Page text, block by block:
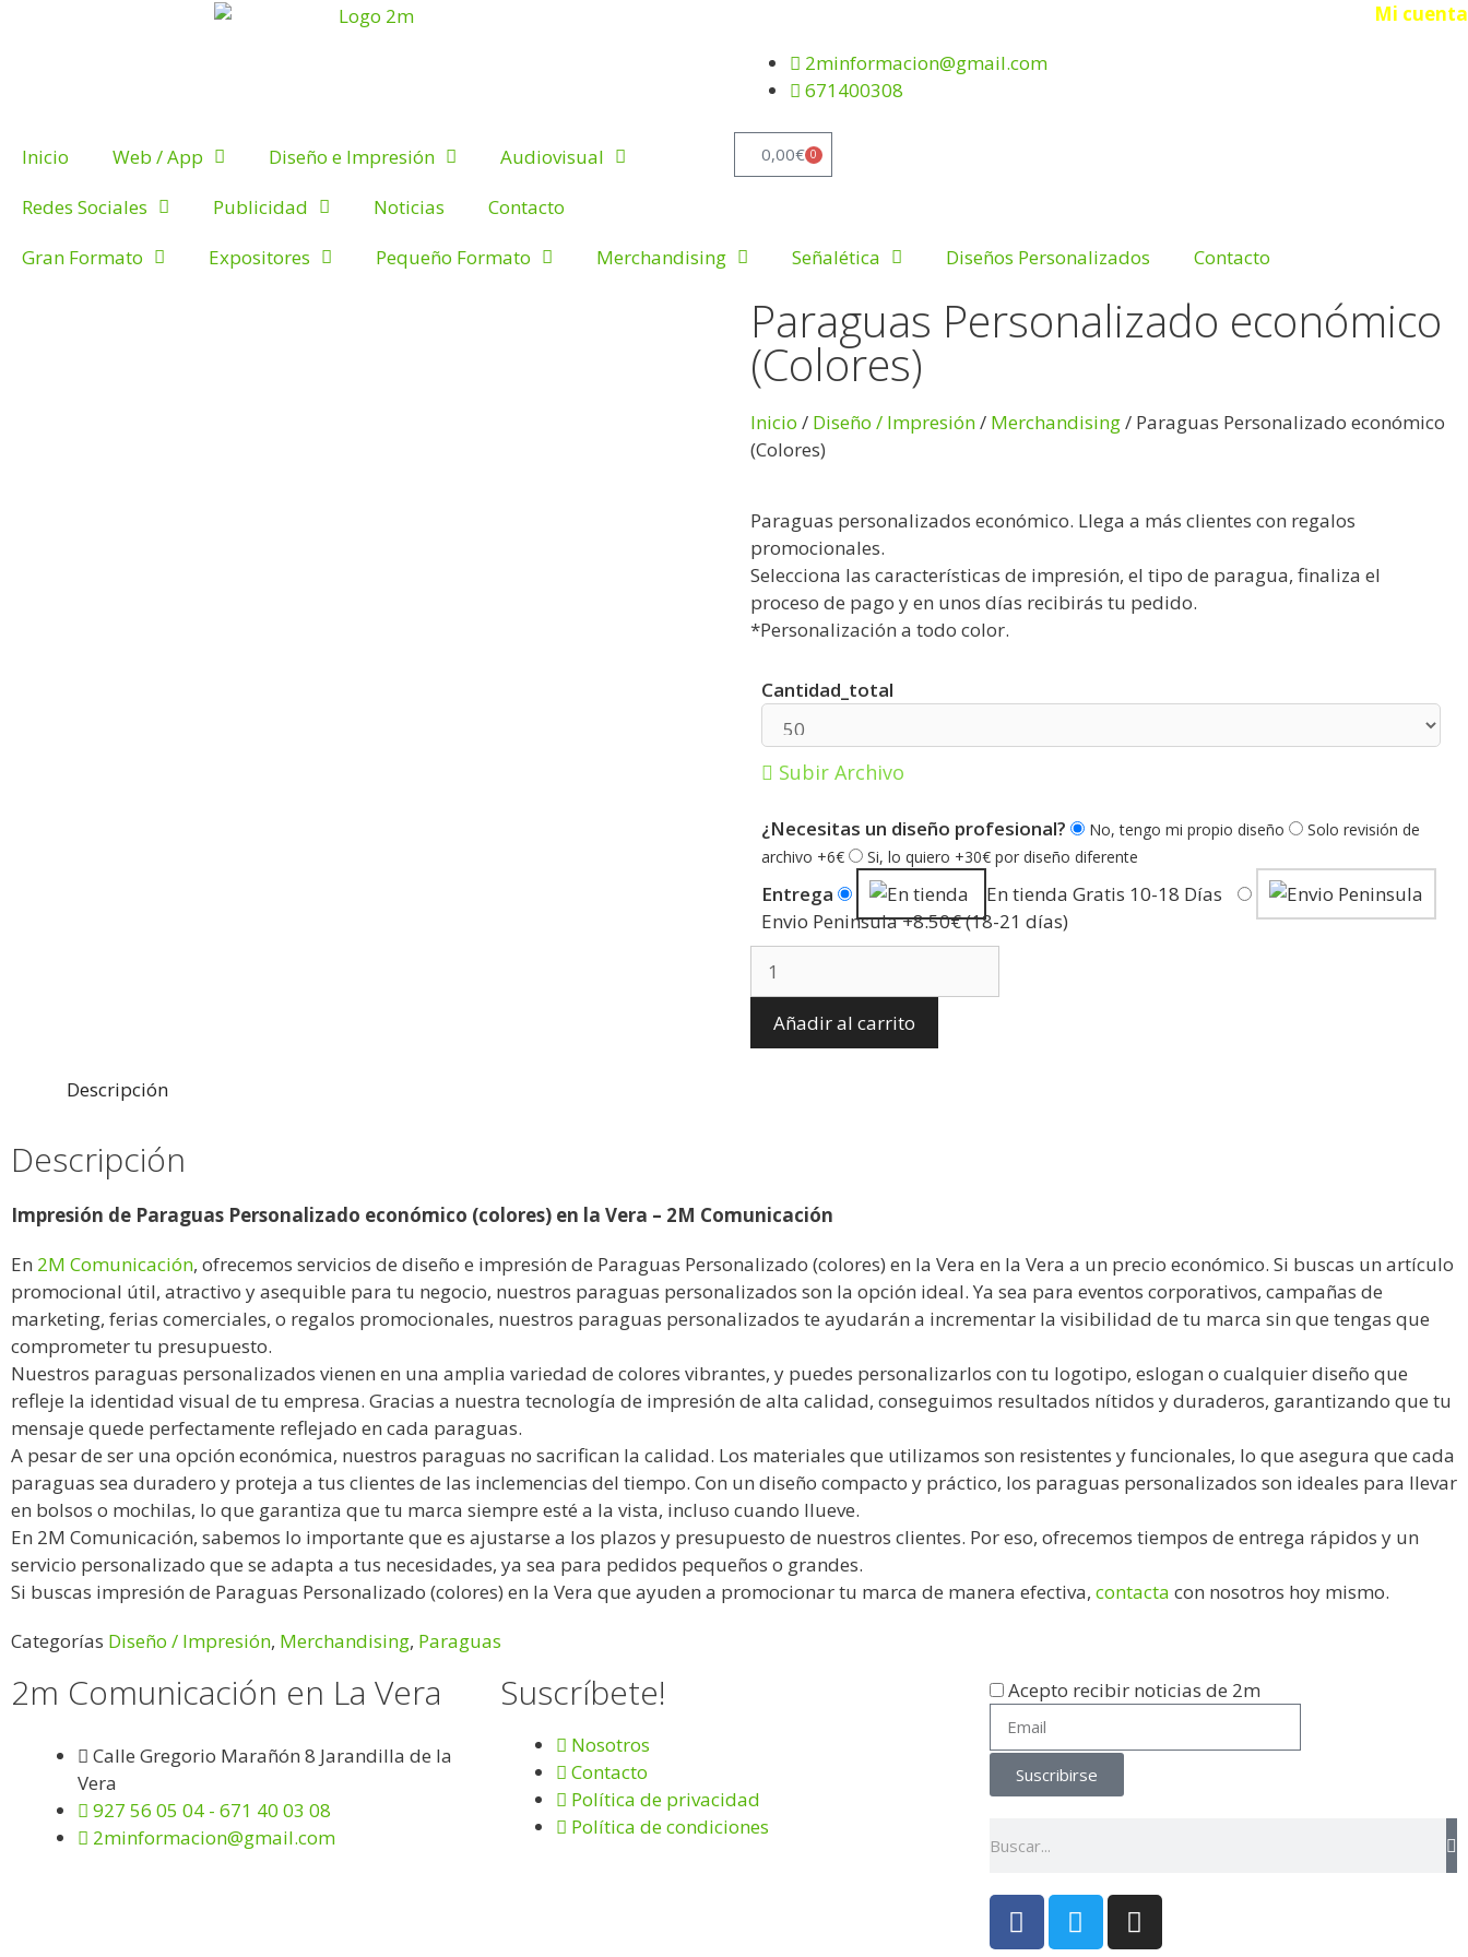
Mi cuenta
2minformacion@gmail.com
671400308
Inicio Web / App Diseño e Impresión
Audiovisual
Redes Sociales
Publicidad Noticias Contacto
0,00€ 0
Gran Formato Expositores Pequeño Formato Merchandising Señalética Diseños Personalizados Contacto
Paraguas Personalizado económico
(Colores)
Inicio / Diseño / Impresión/ Merchandising/ Paraguas Personalizado económico
(Colores)
Paraguas personalizados económico. Llega a más clientes con regalos
promocionales.
Selecciona las características de impresión, el tipo de paragua, finaliza el
proceso de pago y en unos días recibirás tu pedido.
*Personalización a todo color.
Cantidad_total
Subir Archivo
¿Necesitas un diseño profesional? No, tengo mi propio diseño
Solo revisión de
archivo +6€
Si, lo quiero +30€ por diseño diferente
Entrega
En tienda Gratis 10-18 Días
Envio Peninsula +8.50€ (18-21 días)
Añadir al carrito
Descripción
Descripción
Impresión de Paraguas Personalizado económico (colores) en la Vera – 2M Comunicación
En 2M Comunicación, ofrecemos servicios de diseño e impresión de Paraguas Personalizado (colores) en la Vera en la Vera a un precio económico. Si buscas un artículo
promocional útil, atractivo y asequible para tu negocio, nuestros paraguas personalizados son la opción ideal. Ya sea para eventos corporativos, campañas de
marketing, ferias comerciales, o regalos promocionales, nuestros paraguas personalizados te ayudarán a incrementar la visibilidad de tu marca sin que tengas que
comprometer tu presupuesto.
Nuestros paraguas personalizados vienen en una amplia variedad de colores vibrantes, y puedes personalizarlos con tu logotipo, eslogan o cualquier diseño que
refleje la identidad visual de tu empresa. Gracias a nuestra tecnología de impresión de alta calidad, conseguimos resultados nítidos y duraderos, garantizando que tu
mensaje quede perfectamente reflejado en cada paraguas.
A pesar de ser una opción económica, nuestros paraguas no sacrifican la calidad. Los materiales que utilizamos son resistentes y funcionales, lo que asegura que cada
paraguas sea duradero y proteja a tus clientes de las inclemencias del tiempo. Con un diseño compacto y práctico, los paraguas personalizados son ideales para llevar
en bolsos o mochilas, lo que garantiza que tu marca siempre esté a la vista, incluso cuando llueve.
En 2M Comunicación, sabemos lo importante que es ajustarse a los plazos y presupuesto de nuestros clientes. Por eso, ofrecemos tiempos de entrega rápidos y un
servicio personalizado que se adapta a tus necesidades, ya sea para pedidos pequeños o grandes.
Si buscas impresión de Paraguas Personalizado (colores) en la Vera que ayuden a promocionar tu marca de manera efectiva, contacta con nosotros hoy mismo.
Categorías Diseño / Impresión, Merchandising, Paraguas
2m Comunicación en La Vera
Calle Gregorio Marañón 8 Jarandilla de la
Vera
927 56 05 04 - 671 40 03 08
2minformacion@gmail.com
Suscríbete!
Nosotros
Contacto
Política de privacidad
Política de condiciones
Acepto recibir noticias de 2m
Suscribirse